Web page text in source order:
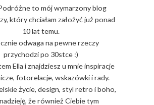
to mój wymarzony blog
który chciałam założyć już ponad
10 lat temu.
odwaga na pewne rzeczy
przychodzi po 30stce :)
Ella i znajdziesz u mnie inspiracje
fotorelacje, wskazówki i rady.
życie, design, styl retro i boho,
że również Ciebie tym